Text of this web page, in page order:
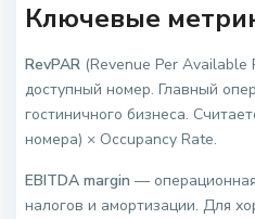
Ключевые
RevPAR (Revenue Per
доступный номер. Главный
гостиничного бизнеса.
номера) × Occupancy Rate.
EBITDA margin —
налогов и амортизации. Для